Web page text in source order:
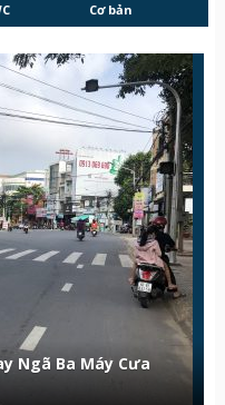
Cơ bản
Ngã Ba Máy Cưa